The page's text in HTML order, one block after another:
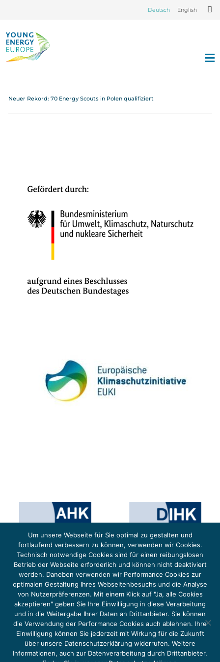
Deutsch English
Neuer Rekord: 70 Energy Scouts in Polen qualifiziert
Das Projekt YOUNG ENERGY EUROPE wird gefördert durch die Europäische Klimaschutzinitiative (EUKI).
Die EUKI ist ein Förderinstrument des deutschen Bundesministeriums für Umwelt, Klimaschutz,
Naturschutz und nukleare Sicherheit (BMUKN). Übergeordnetes Ziel der EUKI ist eine Intensivierung des
grenzüberschreitenden Dialogs sowie des Wissens- und Erfahrungsaustauschs in der Europäischen Union,
um gemeinsam die Umsetzung des Paris Abkommens voranzutreiben.
Um unsere Webseite für Sie optimal zu gestalten und
fortlaufend verbessern zu können, verwenden wir Cookies.
Technisch notwendige Cookies sind für einen reibungslosen
Betrieb der Webseite erforderlich und können nicht deaktiviert
werden. Daneben verwenden wir Performance Cookies zur
optimalen Gestaltung Ihres Webseitenbesuchs und die Analyse
von Nutzerpräferenzen. Mit einem Klick auf "Ja, alle Cookies
akzeptieren" geben Sie Ihre Einwilligung in diese Verarbeitung
und in die Weitergabe Ihrer Daten an Drittanbieter. Sie können
die Verwendung der Performance Cookies auch ablehnen. Ihre
Einwilligung können Sie jederzeit mit Wirkung für die Zukunft
über unsere Datenschutzerklärung widerrufen. Weitere
Informationen, auch zur Datenverarbeitung durch Drittanbieter,